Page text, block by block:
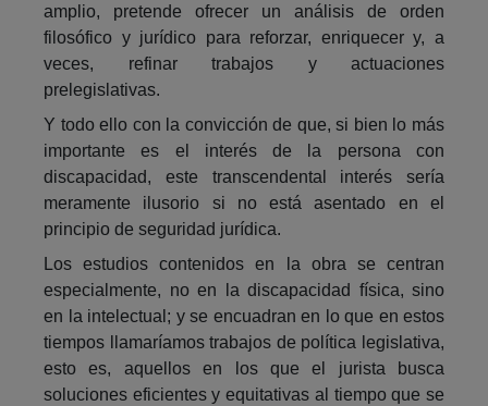
amplio, pretende ofrecer un análisis de orden
filosófico y jurídico para reforzar, enriquecer y, a
veces, refinar trabajos y actuaciones
prelegislativas.
Y todo ello con la convicción de que, si bien lo más
importante es el interés de la persona con
discapacidad, este transcendental interés sería
meramente ilusorio si no está asentado en el
principio de seguridad jurídica.
Los estudios contenidos en la obra se centran
especialmente, no en la discapacidad física, sino
en la intelectual; y se encuadran en lo que en estos
tiempos llamaríamos trabajos de política legislativa,
esto es, aquellos en los que el jurista busca
soluciones eficientes y equitativas al tiempo que se